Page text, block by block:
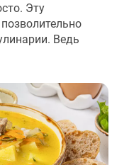
Эту
Ведь